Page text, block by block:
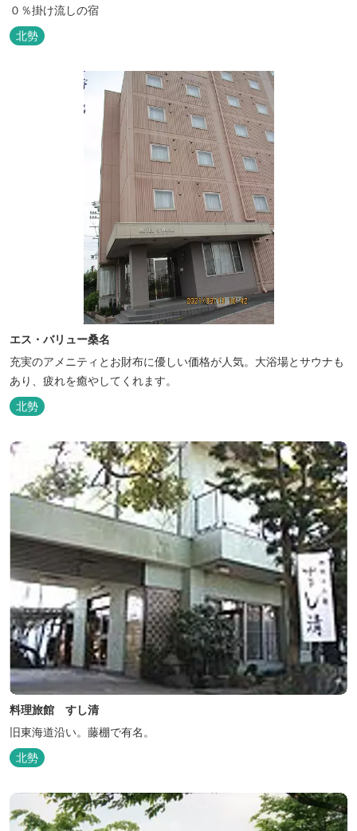
０％掛け流しの宿
北勢
エス・バリュー桑名
充実のアメニティとお財布に優しい価格が人気。大浴場とサウナも
あり、疲れを癒やしてくれます。
北勢
料理旅館 すし清
旧東海道沿い。藤棚で有名。
北勢